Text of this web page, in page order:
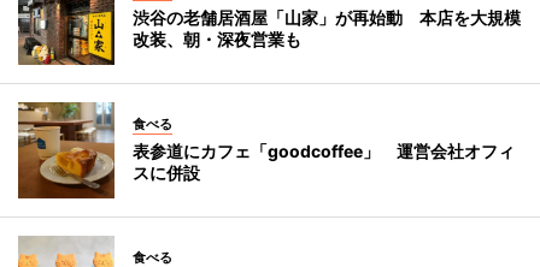
渋谷の老舗居酒屋「山家」が再始動 本店を大規模
改装、朝・深夜営業も
食べる
表参道にカフェ「goodcoffee」 運営会社オフィ
スに併設
食べる